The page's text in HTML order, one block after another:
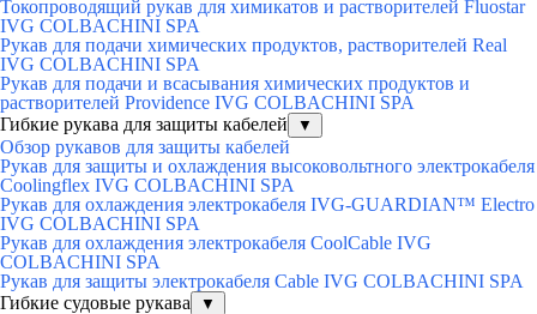
Токопроводящий рукав для химикатов и растворителей Fluostar
IVG COLBACHINI SPA
Рукав для подачи химических продуктов, растворителей Real
IVG COLBACHINI SPA
Рукав для подачи и всасывания химических продуктов и
растворителей Providence IVG COLBACHINI SPA
Гибкие рукава для защиты кабелей
▼
Обзор рукавов для защиты кабелей
Рукав для защиты и охлаждения высоковольтного электрокабеля
Coolingflex IVG COLBACHINI SPA
Рукав для охлаждения электрокабеля IVG-GUARDIAN™ Electro
IVG COLBACHINI SPA
Рукав для охлаждения электрокабеля CoolCable IVG
COLBACHINI SPA
Рукав для защиты электрокабеля Cable IVG COLBACHINI SPA
Гибкие судовые рукава
▼